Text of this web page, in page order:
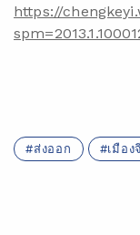
https://
ส่งออก เมือง